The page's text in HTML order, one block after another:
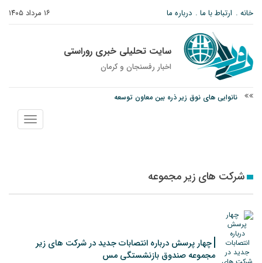
۱۶ مرداد ۱۴۰۵ خانه ارتباط با ما درباره ما
سایت تحلیلی خبری روراستی
اخبار رفسنجان و كرمان
نانوایی های نوق زیر ذره بین معاون توسعه
نمایش
منو
شرکت های زیر مجموعه
چهار پرسش درباره انتصابات جدید در شرکت های زیر
مجموعه صندوق بازنشستگی مس